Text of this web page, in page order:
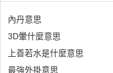
內丹意思
3D暈什麼意思
上善若水是什麼意思
最強外掛意思